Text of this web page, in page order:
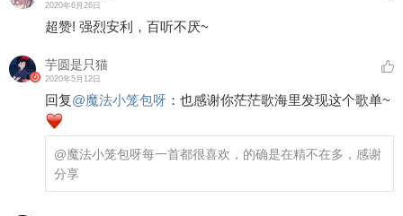
2020年6月26日
超赞! 强烈安利，百听不厌~
芋圆是只猫
2020年5月12日
回复@魔法小笼包呀 ： 也感谢你茫茫歌海里发现这个歌单~
@魔法小笼包呀每一首都很喜欢，的确是在精不在多，感谢
分享